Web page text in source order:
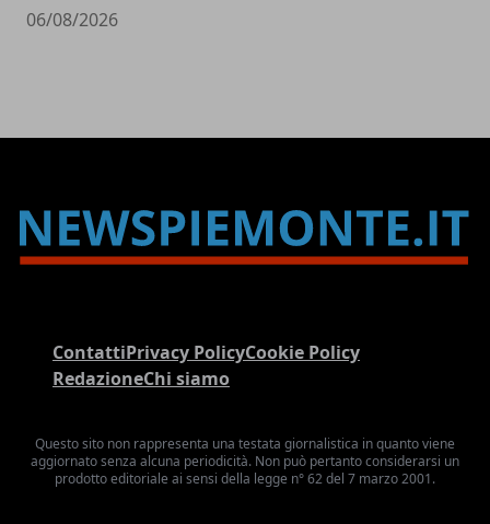
06/08/2026
ContattiPrivacy PolicyCookie Policy
RedazioneChi siamo
Questo sito non rappresenta una testata giornalistica in quanto viene
aggiornato senza alcuna periodicità. Non può pertanto considerarsi un
prodotto editoriale ai sensi della legge n° 62 del 7 marzo 2001.